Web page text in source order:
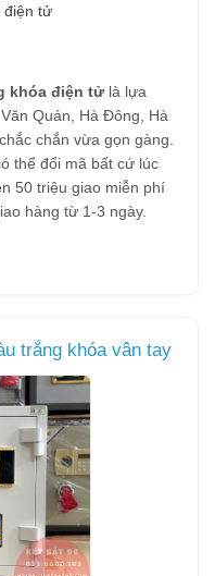
điện tử
khóa điện tửlà lựa
Quán, Hà Đông, Hà
chắn vừa gọn gàng.
thể đổi mã bất cứ lúc
50 triệu giao miễn phí
hàng từ 1-3 ngày.
trắng khóa vân tay